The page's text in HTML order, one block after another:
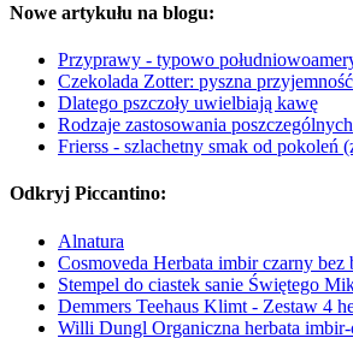
Nowe artykułu na blogu:
Przyprawy - typowo
Czekolada Zotter: pyszna
Dlatego pszczoły uwielbiają kawę
Rodzaje zastosowania
Frierss - szlachetny smak od pokoleń
Odkryj Piccantino:
Alnatura
Cosmoveda Herbata imbir czarny bez
Stempel do ciastek sanie Świętego
Demmers Teehaus Klimt - Zestaw 4
Willi Dungl Organiczna herbata